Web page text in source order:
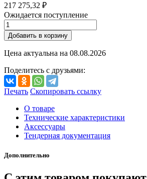
217 275,32 ₽
Ожидается поступление
Добавить в корзину
Цена актуальна на 08.08.2026
Поделитесь с друзьями:
Печать Скопировать ссылку
О товаре
Технические характеристики
Аксессуары
Тендерная документация
Дополнительно